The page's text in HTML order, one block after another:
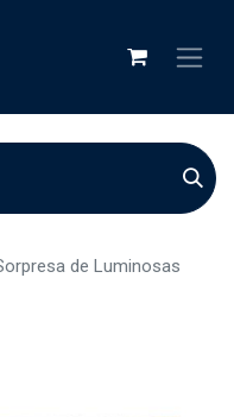
de Luminosas